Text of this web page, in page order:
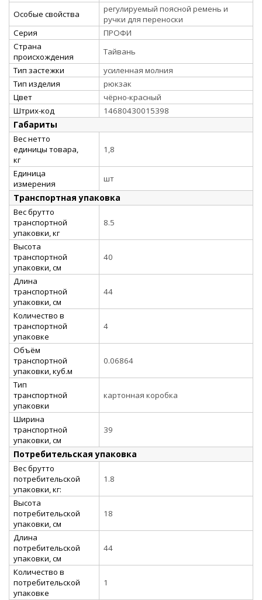
Особые свойства
регулируемый поясной ремень и
ручки для переноски
Серия
ПРОФИ
Страна
происхождения
Тайвань
Тип застежки
усиленная молния
Тип изделия
рюкзак
Цвет
чёрно-красный
Штрих-код
14680430015398
Габариты
Вес нетто
единицы товара,
кг
1,8
Единица
измерения
шт
Транспортная упаковка
Вес брутто
транспортной
упаковки, кг
8.5
Высота
транспортной
упаковки, см
40
Длина
транспортной
упаковки, см
44
Количество в
транспортной
упаковке
4
Объём
транспортной
упаковки, куб.м
0.06864
Тип
транспортной
упаковки
картонная коробка
Ширина
транспортной
упаковки, см
39
Потребительская упаковка
Вес брутто
потребительской
упаковки, кг:
1.8
Высота
потребительской
упаковки, см
18
Длина
потребительской
упаковки, см
44
Количество в
потребительской
упаковке
1